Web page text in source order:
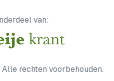
van:
rechten voorbehouden.